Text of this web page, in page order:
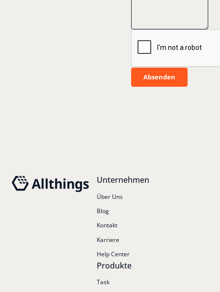
Absenden
Absenden
Unternehmen
Über Uns
Blog
Kontakt
Karriere
Help Center
Produkte
Task